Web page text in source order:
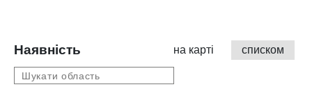
Наявність на карті списком